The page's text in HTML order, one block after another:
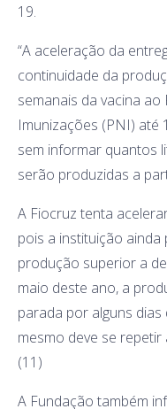
19.
“A aceleração da
continuidade da
semanais da vacina
Imunizações (PNI) até
sem informar quantos
serão produzidas a
A Fiocruz tenta
pois a instituição
produção superior a
maio deste ano, a
parada por alguns
mesmo deve se
(11)
A Fundação também